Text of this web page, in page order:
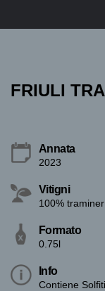
FRIULI
Annata
2023
Vitigni
100%
Formato
0.75l
Info
Contiene